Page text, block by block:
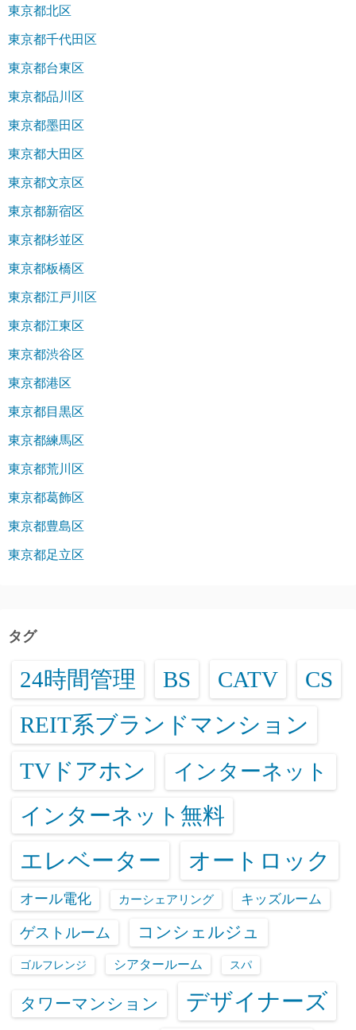
東京都北区
東京都千代田区
東京都台東区
東京都品川区
東京都墨田区
東京都大田区
東京都文京区
東京都新宿区
東京都杉並区
東京都板橋区
東京都江戸川区
東京都江東区
東京都渋谷区
東京都港区
東京都目黒区
東京都練馬区
東京都荒川区
東京都葛飾区
東京都豊島区
東京都足立区
タグ
24時間管理 BS CATV CS
REIT系ブランドマンション
TVドアホン インターネット
インターネット無料
エレベーター オートロック
オール電化 カーシェアリング キッズルーム
ゲストルーム コンシェルジュ
ゴルフレンジ シアタールーム スパ
タワーマンション デザイナーズ